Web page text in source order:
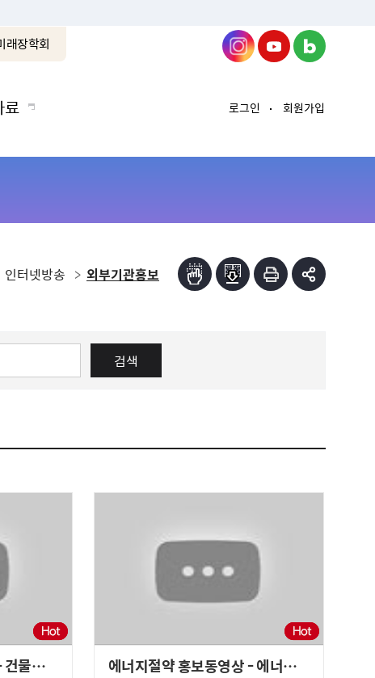
래장학회
료 로그인 회원가입
인터넷방송 외부기관홍보
검색
에너지절약 홍보동영상 - 건물에너지절약 에너지절약 홍보동영상 - 에너지절약(마술편)